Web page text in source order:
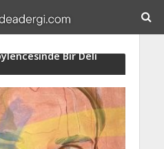
Bir Deli